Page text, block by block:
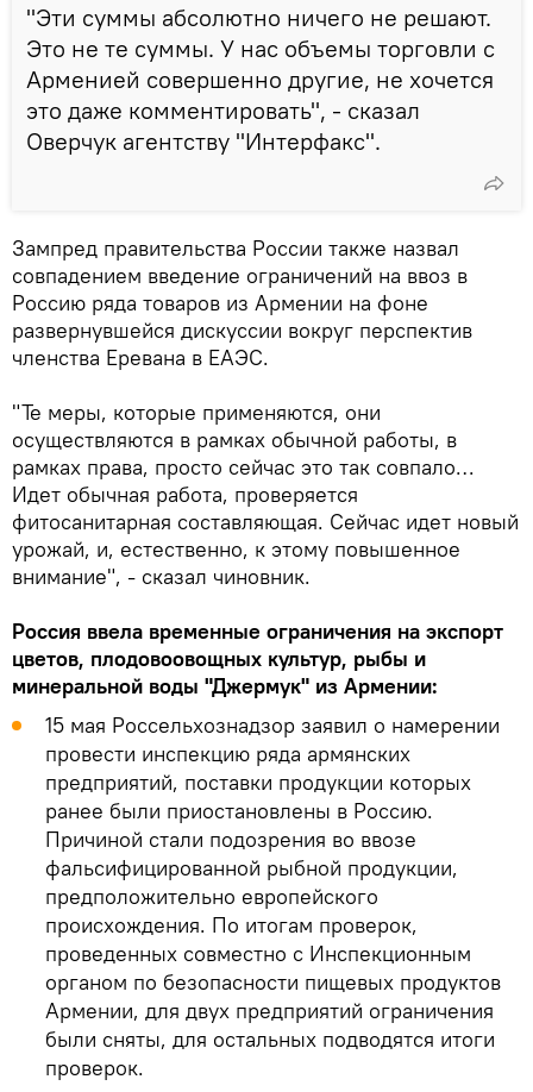
"Эти суммы абсолютно ничего не решают.
Это не те суммы. У нас объемы торговли с
Арменией совершенно другие, не хочется
это даже комментировать", - сказал
Оверчук агентству "Интерфакс".
Зампред правительства России также назвал
совпадением введение ограничений на ввоз в
Россию ряда товаров из Армении на фоне
развернувшейся дискуссии вокруг перспектив
членства Еревана в ЕАЭС.
"Те меры, которые применяются, они
осуществляются в рамках обычной работы, в
рамках права, просто сейчас это так совпало…
Идет обычная работа, проверяется
фитосанитарная составляющая. Сейчас идет новый
урожай, и, естественно, к этому повышенное
внимание", - сказал чиновник.
Россия ввела временные ограничения на экспорт
цветов, плодовоовощных культур, рыбы и
минеральной воды "Джермук" из Армении:
15 мая Россельхознадзор заявил о намерении
провести инспекцию ряда армянских
предприятий, поставки продукции которых
ранее были приостановлены в Россию.
Причиной стали подозрения во ввозе
фальсифицированной рыбной продукции,
предположительно европейского
происхождения. По итогам проверок,
проведенных совместно с Инспекционным
органом по безопасности пищевых продуктов
Армении, для двух предприятий ограничения
были сняты, для остальных подводятся итоги
проверок.